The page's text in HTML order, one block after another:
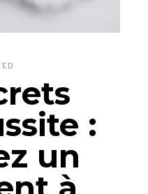
:
un